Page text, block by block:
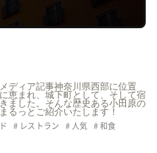
ディア記事神奈川県西部に位置
恵まれ、城下町として、そして宿
ました。そんな歴史ある小田原の
るっとご紹介いたします！
レストラン 人気 和食